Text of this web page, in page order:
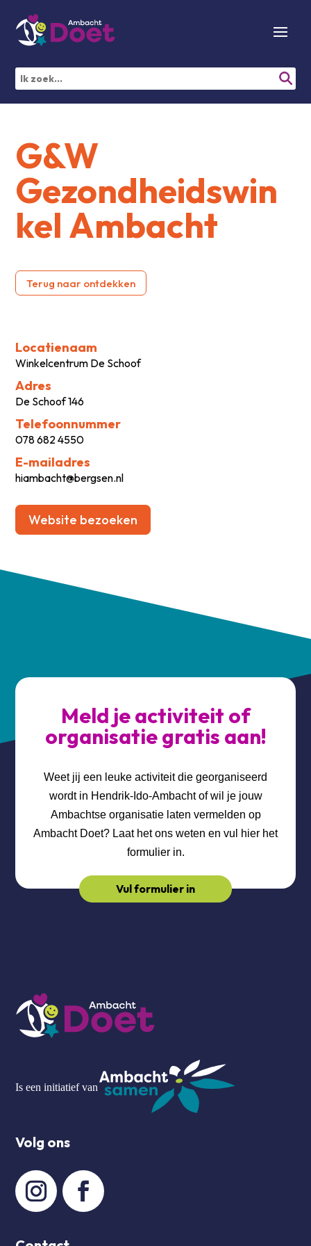
G&W
Gezondheidswin
kel Ambacht
Terug naar ontdekken
Locatienaam
Winkelcentrum De Schoof
Adres
De Schoof 146
Telefoonnummer
078 682 4550
E-mailadres
hiambacht@bergsen.nl
Website bezoeken
Meld je activiteit of
organisatie gratis aan!
Weet jij een leuke activiteit die georganiseerd
wordt in Hendrik-Ido-Ambacht of wil je jouw
Ambachtse organisatie laten vermelden op
Ambacht Doet? Laat het ons weten en vul hier het
formulier in.
Vul formulier in
Is een initiatief van
Volg ons